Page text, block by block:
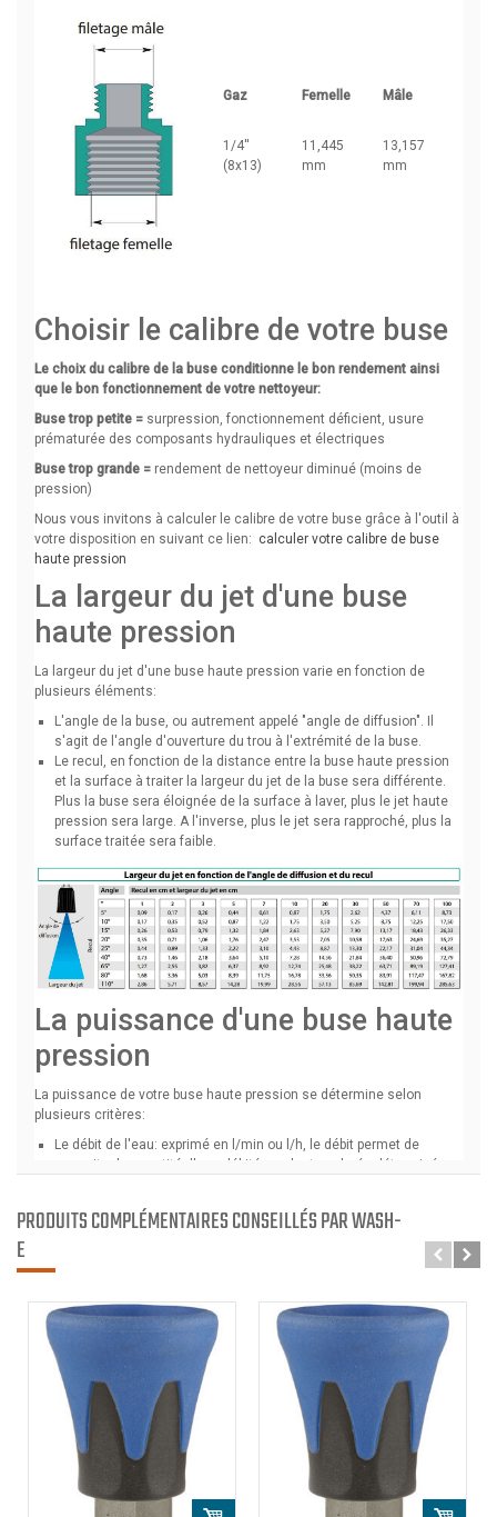
PRODUITS COMPLÉMENTAIRES CONSEILLÉS PAR WASH-
E